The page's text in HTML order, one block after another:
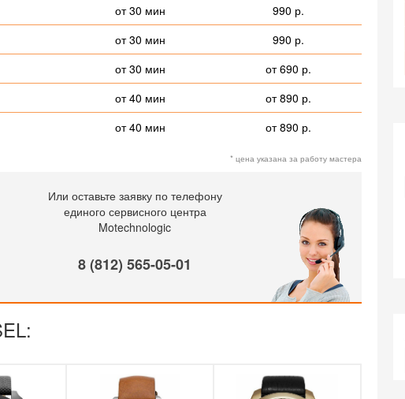
от 30 мин
990 р.
от 30 мин
990 р.
от 30 мин
от 690 р.
от 40 мин
от 890 р.
от 40 мин от 890 р.
* цена указана за работу мастера
Или оставьте заявку по телефону
единого сервисного центра
Motechnologic
8 (812) 565-05-01